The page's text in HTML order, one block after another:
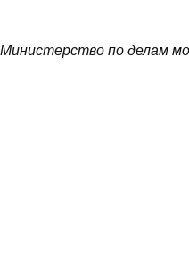
Министерство по делам